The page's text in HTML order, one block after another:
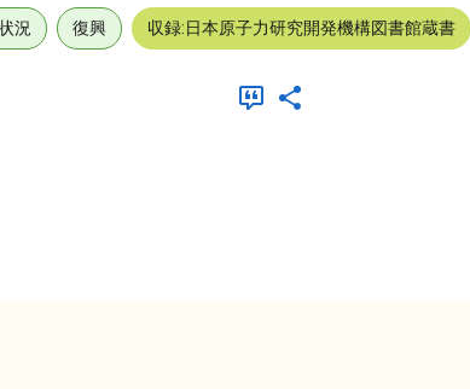
況 復興 収録:日本原子力研究開発機構図書館蔵書